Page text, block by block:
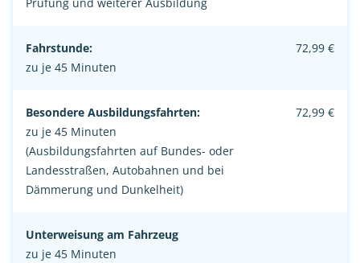
Fahrstunde:
zu je 45 Minuten
72,99 €
Besondere Ausbildungsfahrten:
zu je 45 Minuten
(Ausbildungsfahrten auf Bundes- oder
Landesstraßen, Autobahnen und bei
Dämmerung und Dunkelheit)
72,99 €
Unterweisung am Fahrzeug
zu je 45 Minuten